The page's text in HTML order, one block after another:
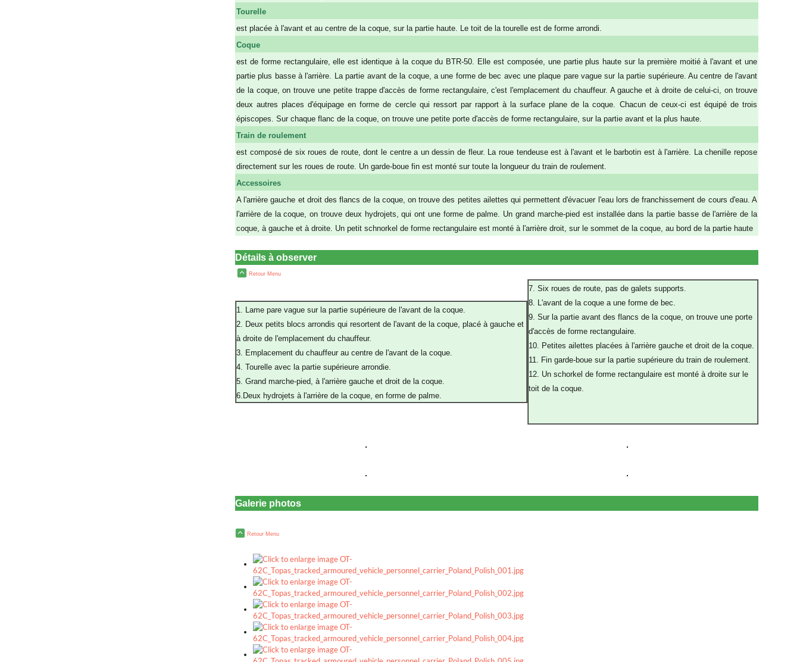
Tourelle
est placée à l'avant et au centre de la coque, sur la partie haute. Le toit de la tourelle est de forme arrondi.
Coque
est de forme rectangulaire, elle est identique à la coque du BTR-50. Elle est composée, une partie plus haute sur la première moitié à l'avant et une
partie plus basse à l'arrière. La partie avant de la coque, a une forme de bec avec une plaque pare vague sur la partie supérieure. Au centre de l'avant
de la coque, on trouve une petite trappe d'accès de forme rectangulaire, c'est l'emplacement du chauffeur. A gauche et à droite de celui-ci, on trouve
deux autres places d'équipage en forme de cercle qui ressort par rapport à la surface plane de la coque. Chacun de ceux-ci est équipé de trois
épiscopes. Sur chaque flanc de la coque, on trouve une petite porte d'accès de forme rectangulaire, sur la partie avant et la plus haute.
Train de roulement
est composé de six roues de route, dont le centre a un dessin de fleur. La roue tendeuse est à l'avant et le barbotin est à l'arrière. La chenille repose
directement sur les roues de route. Un garde-boue fin est monté sur toute la longueur du train de roulement.
Accessoires
A l'arrière gauche et droit des flancs de la coque, on trouve des petites ailettes qui permettent d'évacuer l'eau lors de franchissement de cours d'eau. A
l'arrière de la coque, on trouve deux hydrojets, qui ont une forme de palme. Un grand marche-pied est installée dans la partie basse de l'arrière de la
coque, à gauche et à droite. Un petit schnorkel de forme rectangulaire est monté à l'arrière droit, sur le sommet de la coque, au bord de la partie haute
Détails à observer
Retour Menu
1. Lame pare vague sur la partie supérieure de l'avant de la coque.
2. Deux petits blocs arrondis qui resortent de l'avant de la coque, placé à gauche et
à droite de l'emplacement du chauffeur.
3. Emplacement du chauffeur au centre de l'avant de la coque.
4. Tourelle avec la partie supérieure arrondie.
5. Grand marche-pied, à l'arrière gauche et droit de la coque.
6.Deux hydrojets à l'arrière de la coque, en forme de palme.
7. Six roues de route, pas de galets supports.
8. L'avant de la coque a une forme de bec.
9. Sur la partie avant des flancs de la coque, on trouve une porte
d'accès de forme rectangulaire.
10. Petites ailettes placées à l'arrière gauche et droit de la coque.
11. Fin garde-boue sur la partie supérieure du train de roulement.
12. Un schorkel de forme rectangulaire est monté à droite sur le
toit de la coque.
Galerie photos
Retour Menu